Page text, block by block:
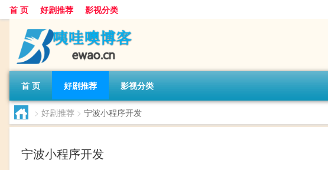
首 页 好剧推荐 影视分类
首 页 好剧推荐 影视分类
> 好剧推荐 > 宁波小程序开发
宁波小程序开发